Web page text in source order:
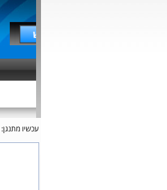
עכשיו מתנגן: